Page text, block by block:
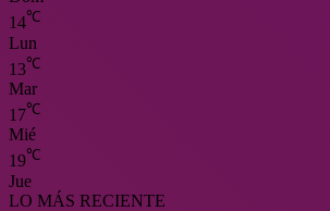
14℃
Lun
13℃
Mar
17℃
Mié
19℃
Jue
LO MÁS RECIENTE